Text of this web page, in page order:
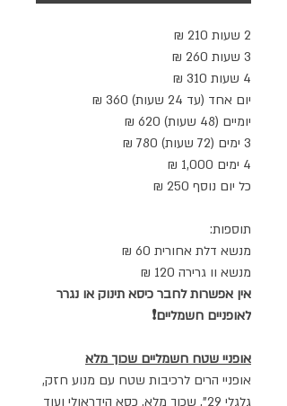
2 שעות 210 ₪
3 שעות 260 ₪
4 שעות 310 ₪
יום אחד (עד 24 שעות) 360 ₪
יומיים (48 שעות) 620 ₪
3 ימים (72 שעות) 780 ₪
4 ימים 1,000 ₪
כל יום נוסף 250 ₪
תוספות:
מנשא דלת אחורית 60 ₪
מנשא וו גרירה 120 ₪
אין אפשרות לחבר כיסא תינוק או נגרר
לאופניים חשמליים❗
אופניי שטח חשמליים שכוך מלא
אופניי הרים לרכיבות שטח עם מנוע חזק,
גלגלי 29", שכוך מלא, כסא הידראולי ועוד